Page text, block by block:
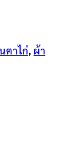
ตาไก่, ผ้า